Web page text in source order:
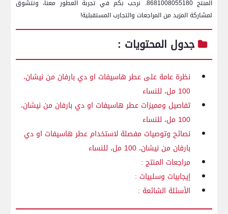
المنتج 8681008055180. نرحب بكم في​ تجربة العطور معنا، ونتشوق
⁤لمشاركة المزيد من المراجعات والتجارب المستقبلية!
جدول المحتويات :
نظرة عامة على عطر‍ هاسيفات⁤ او دي بارفان من نيشان،
100 مل، للنساء
تفاصيل ومميزات عطر هاسيفات او دي ⁢بارفان⁢ من نيشان،
100 مل، ⁢للنساء
نصائح وتوصيات مفصلة لاستخدام ‌عطر هاسيفات او⁢ دي⁤
بارفان من نيشان،⁤ 100 مل،⁤ للنساء
مراجعات المنتج :
إيجابيات وسلبيات⁣ :
الأسئلة الشائعة ​: